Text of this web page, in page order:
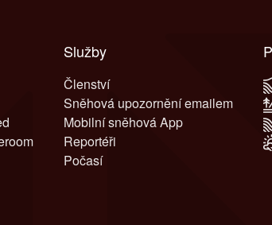
Služby
Členství
Sněhová upozornění emailem
Mobilní sněhová App
Reportéři
Počasí